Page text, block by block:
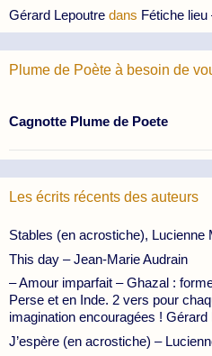
Gérard Lepoutre dans Fétiche
Plume de Poète à besoin de
Cagnotte Plume de Poete
Les écrits récents des auteurs
Stables (en acrostiche), Lucienne
This day – Jean-Marie Audrain
– Amour imparfait – Ghazal :
Perse et en Inde. 2 vers pour
imagination encouragées ! Gérard
J’espère (en acrostiche) –